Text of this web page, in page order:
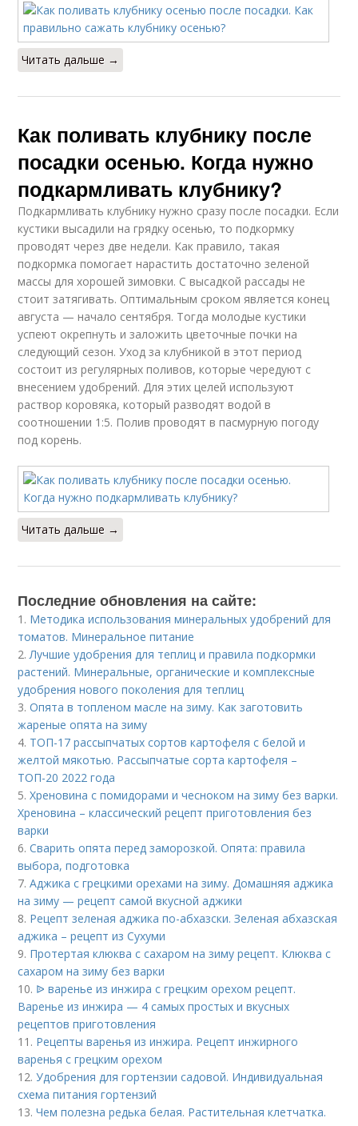
Читать дальше →
Как поливать клубнику после
посадки осенью. Когда нужно
подкармливать клубнику?
Подкармливать клубнику нужно сразу после посадки. Если
кустики высадили на грядку осенью, то подкормку
проводят через две недели. Как правило, такая
подкормка помогает нарастить достаточно зеленой
массы для хорошей зимовки. С высадкой рассады не
стоит затягивать. Оптимальным сроком является конец
августа — начало сентября. Тогда молодые кустики
успеют окрепнуть и заложить цветочные почки на
следующий сезон. Уход за клубникой в этот период
состоит из регулярных поливов, которые чередуют с
внесением удобрений. Для этих целей используют
раствор коровяка, который разводят водой в
соотношении 1:5. Полив проводят в пасмурную погоду
под корень.
Читать дальше →
Последние обновления на сайте:
1. Методика использования минеральных удобрений для
томатов. Минеральное питание
2.Лучшие удобрения для теплиц и правила подкормки
растений. Минеральные, органические и комплексные
удобрения нового поколения для теплиц
3.Опята в топленом масле на зиму. Как заготовить
жареные опята на зиму
4. ТОП-17 рассыпчатых сортов картофеля с белой и
желтой мякотью. Рассыпчатые сорта картофеля –
ТОП-20 2022 года
5.Хреновина с помидорами и чесноком на зиму без варки.
Хреновина – классический рецепт приготовления без
варки
6.Сварить опята перед заморозкой. Опята: правила
выбора, подготовка
7.Аджика с грецкими орехами на зиму. Домашняя аджика
на зиму — рецепт самой вкусной аджики
8. Рецепт зеленая аджика по-абхазски. Зеленая абхазская
аджика – рецепт из Сухуми
9. Протертая клюква с сахаром на зиму рецепт. Клюква с
сахаром на зиму без варки
10. ᐉ варенье из инжира с грецким орехом рецепт.
Варенье из инжира — 4 самых простых и вкусных
рецептов приготовления
11. Рецепты варенья из инжира. Рецепт инжирного
варенья с грецким орехом
12.Удобрения для гортензии садовой. Индивидуальная
схема питания гортензий
13.Чем полезна редька белая. Растительная клетчатка.